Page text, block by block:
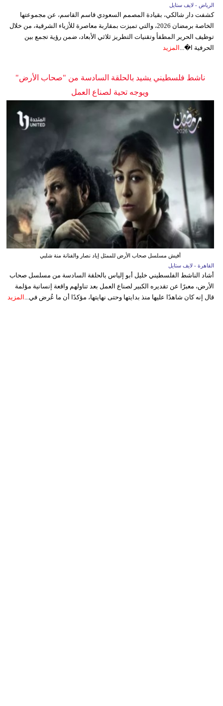
الرياض - لايف ستايل
كشفت دار شالكي، بقيادة المصمم السعودي قاسم القاسم، عن مجموعتها
الخاصة برمضان 2026، والتي تميزت بمقاربة معاصرة للأزياء الشرقية، من خلال
توظيف الحرير المطفأ وتقنيات التطريز ثلاثي الأبعاد، ضمن رؤية تجمع بين
الحرفية ا�... المزيد
ناشط فلسطيني يشيد بالحلقة السادسة من "صحاب الأرض"
ويوجه تحية لصناع العمل
أفيش مسلسل صحاب الأرض للممثل إياد نصار والفنانة منة شلبي
القاهرة - لايف ستايل
أشاد الناشط الفلسطيني خليل أبو إلياس بالحلقة السادسة من مسلسل صحاب
الأرض، معبرًا عن تقديره الكبير لصناع العمل بعد تناولهم واقعة إنسانية مؤلمة
قال إنه كان شاهدًا عليها منذ بدايتها وحتى نهايتها، مؤكدًا أن ما عُرض في... المزيد